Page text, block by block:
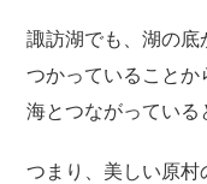
諏訪湖でも、湖の
つかっていること
海とつながっている
つまり、美しい原